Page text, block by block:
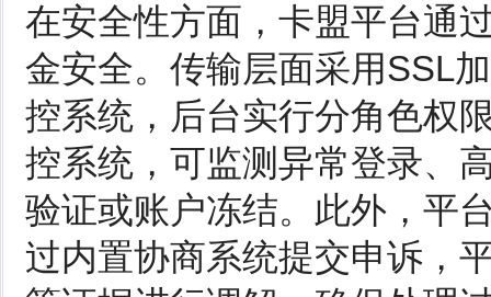
在安全性方面，卡盟平台通
金安全。传输层面采用SSL
控系统，后台实行分角色权
控系统，可监测异常登录、
验证或账户冻结。此外，平
过内置协商系统提交申诉，